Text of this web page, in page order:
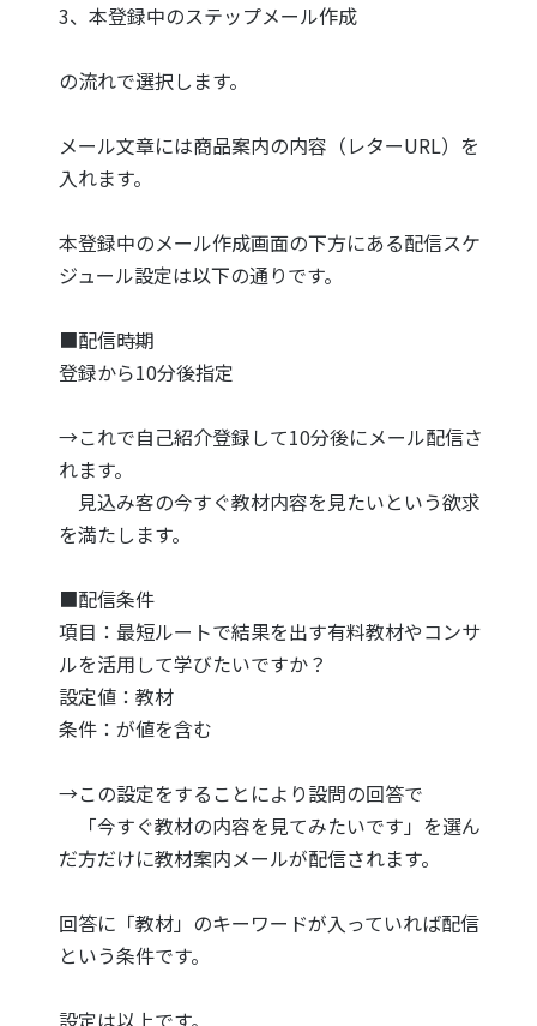
3、本登録中のステップメール作成
の流れで選択します。
メール文章には商品案内の内容（レターURL）を
入れます。
本登録中のメール作成画面の下方にある配信スケ
ジュール設定は以下の通りです。
■配信時期
登録から10分後指定
→これで自己紹介登録して10分後にメール配信さ
れます。
見込み客の今すぐ教材内容を見たいという欲求
を満たします。
■配信条件
項目：最短ルートで結果を出す有料教材やコンサ
ルを活用して学びたいですか？
設定値：教材
条件：が値を含む
→この設定をすることにより設問の回答で
「今すぐ教材の内容を見てみたいです」を選ん
だ方だけに教材案内メールが配信されます。
回答に「教材」のキーワードが入っていれば配信
という条件です。
設定は以上です。